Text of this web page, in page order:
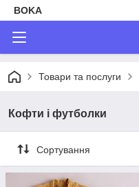
BOKA
Товари та послуги
Кофти і футболки
Сортування